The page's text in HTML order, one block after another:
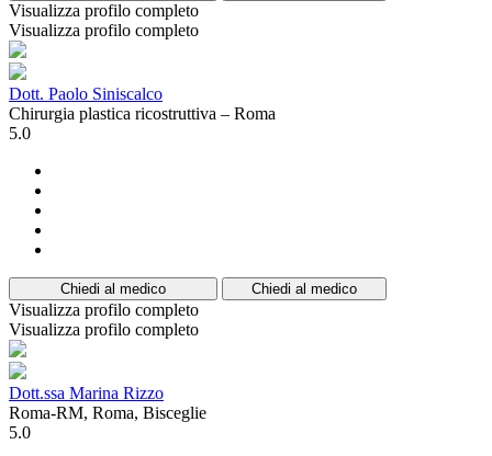
Visualizza profilo completo
Visualizza profilo completo
Dott. Paolo Siniscalco
Chirurgia plastica ricostruttiva – Roma
5.0
Chiedi al medico Chiedi al medico
Visualizza profilo completo
Visualizza profilo completo
Dott.ssa Marina Rizzo
Roma-RM, Roma, Bisceglie
5.0